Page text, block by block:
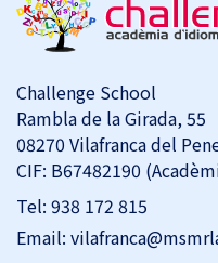
Challenge School
Rambla de la Girada, 55
08270 Vilafranca del
CIF: B67482190
Tel: 938 172 815
Email: